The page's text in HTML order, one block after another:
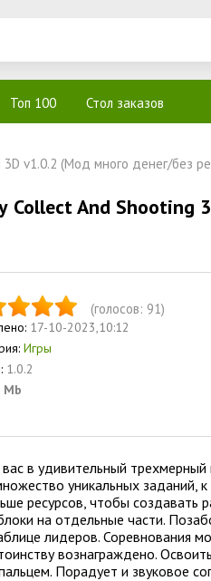
Топ 100 Стол заказов
v1.0.2 (Мод много денег/без
Collect And Shooting
(голосов: 91)
17-10-2023,10:12
Игры
1.0.2
Mb
в удивительный
уникальных
ресурсов, чтобы
на отдельные части.
лидеров. Соревнования
вознаграждено.
Порадует и звуковое